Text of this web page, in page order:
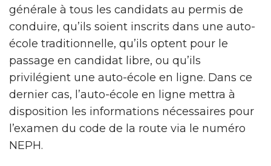
générale à tous les candidats au permis de
conduire, qu’ils soient inscrits dans une auto-
école traditionnelle, qu’ils optent pour le
passage en candidat libre, ou qu’ils
privilégient une auto-école en ligne. Dans ce
dernier cas, l’auto-école en ligne mettra à
disposition les informations nécessaires pour
l’examen du code de la route via le numéro
NEPH.